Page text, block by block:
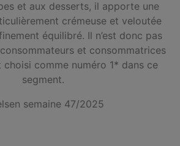
et aux desserts, il apporte une
crémeuse et veloutée
équilibré. Il n’est donc pas
et consommatrices
choisi comme numéro 1* dans ce
segment.
semaine 47/2025